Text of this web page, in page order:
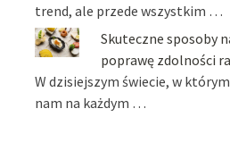
trend, ale przede wszystkim …
Skuteczne sposoby
poprawę zdolności
W dzisiejszym świecie, w
nam na każdym …